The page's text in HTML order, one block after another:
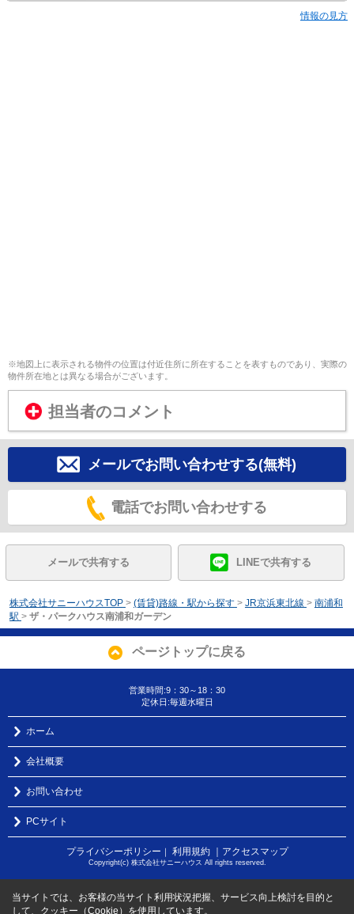
情報の見方
※地図上に表示される物件の位置は付近住所に所在することを表すものであり、実際の
物件所在地とは異なる場合がございます。
担当者のコメント
メールでお問い合わせする(無料)
電話でお問い合わせする
メールで共有する LINEで共有する
株式会社サニーハウスTOP > (賃貸)路線・駅から探す > JR京浜東北線 > 南浦和
駅 > ザ・パークハウス南浦和ガーデン
ページトップに戻る
営業時間:9：30～18：30
定休日:毎週水曜日
ホーム
会社概要
お問い合わせ
PCサイト
プライバシーポリシー ｜ 利用規約 ｜アクセスマップ
Copyright(c) 株式会社サニーハウス All rights reserved.
当サイトでは、お客様の当サイト利用状況把握、サービス向上検討を目的と
して、クッキー（Cookie）を使用しています。